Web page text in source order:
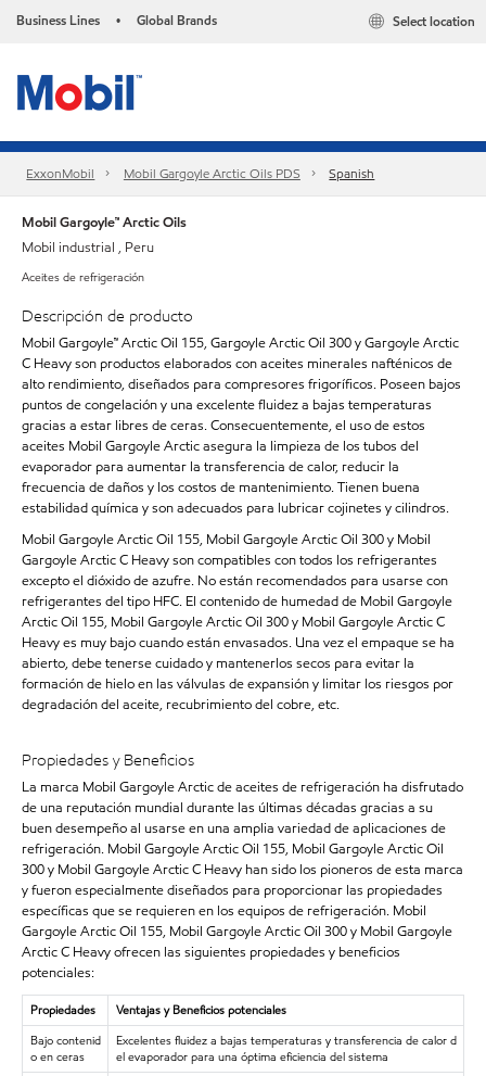
Business Lines • Global Brands Select location
ExxonMobil Mobil Gargoyle Arctic Oils PDS Spanish
Mobil Gargoyle™ Arctic Oils
Mobil industrial , Peru
Aceites de refrigeración
Descripción de producto
Mobil Gargoyle™ Arctic Oil 155, Gargoyle Arctic Oil 300 y Gargoyle Arctic
C Heavy son productos elaborados con aceites minerales nafténicos de
alto rendimiento, diseñados para compresores frigoríficos. Poseen bajos
puntos de congelación y una excelente fluidez a bajas temperaturas
gracias a estar libres de ceras. Consecuentemente, el uso de estos
aceites Mobil Gargoyle Arctic asegura la limpieza de los tubos del
evaporador para aumentar la transferencia de calor, reducir la
frecuencia de daños y los costos de mantenimiento. Tienen buena
estabilidad química y son adecuados para lubricar cojinetes y cilindros.
Mobil Gargoyle Arctic Oil 155, Mobil Gargoyle Arctic Oil 300 y Mobil
Gargoyle Arctic C Heavy son compatibles con todos los refrigerantes
excepto el dióxido de azufre. No están recomendados para usarse con
refrigerantes del tipo HFC. El contenido de humedad de Mobil Gargoyle
Arctic Oil 155, Mobil Gargoyle Arctic Oil 300 y Mobil Gargoyle Arctic C
Heavy es muy bajo cuando están envasados. Una vez el empaque se ha
abierto, debe tenerse cuidado y mantenerlos secos para evitar la
formación de hielo en las válvulas de expansión y limitar los riesgos por
degradación del aceite, recubrimiento del cobre, etc.
Propiedades y Beneficios
La marca Mobil Gargoyle Arctic de aceites de refrigeración ha disfrutado
de una reputación mundial durante las últimas décadas gracias a su
buen desempeño al usarse en una amplia variedad de aplicaciones de
refrigeración. Mobil Gargoyle Arctic Oil 155, Mobil Gargoyle Arctic Oil
300 y Mobil Gargoyle Arctic C Heavy han sido los pioneros de esta marca
y fueron especialmente diseñados para proporcionar las propiedades
específicas que se requieren en los equipos de refrigeración. Mobil
Gargoyle Arctic Oil 155, Mobil Gargoyle Arctic Oil 300 y Mobil Gargoyle
Arctic C Heavy ofrecen las siguientes propiedades y beneficios
potenciales:
Propiedades
Ventajas y Beneficios potenciales
Bajo contenid
o en ceras
Excelentes fluidez a bajas temperaturas y transferencia de calor d
el evaporador para una óptima eficiencia del sistema